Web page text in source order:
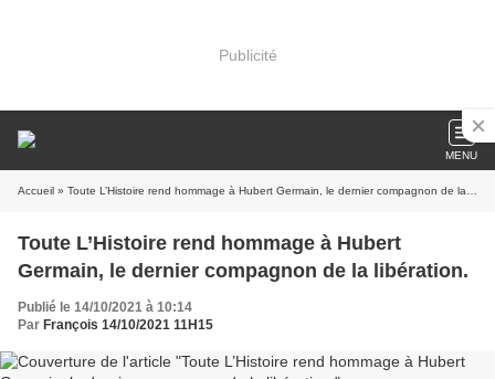
Publicité
MENU
Accueil » Toute L’Histoire rend hommage à Hubert Germain, le dernier compagnon de la libération.
Toute L’Histoire rend hommage à Hubert
Germain, le dernier compagnon de la libération.
Publié le 14/10/2021 à 10:14
Par François 14/10/2021 11H15